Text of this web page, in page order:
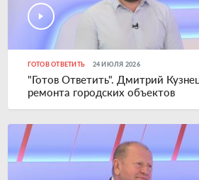
ГОТОВ ОТВЕТИТЬ 24 ИЮЛЯ 2026
"Готов Ответить". Дмитрий
ремонта городских объектов